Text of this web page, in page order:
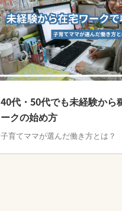
40代・50代でも未経験から
ークの始め方
子育てママが選んだ働き方とは？